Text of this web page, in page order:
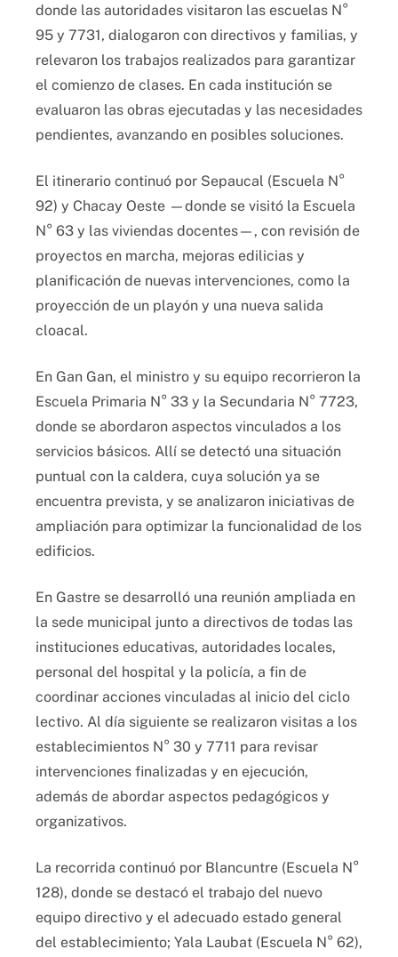
donde las autoridades visitaron las escuelas N°
95 y 7731, dialogaron con directivos y familias, y
relevaron los trabajos realizados para garantizar
el comienzo de clases. En cada institución se
evaluaron las obras ejecutadas y las necesidades
pendientes, avanzando en posibles soluciones.
El itinerario continuó por Sepaucal (Escuela N°
92) y Chacay Oeste —donde se visitó la Escuela
N° 63 y las viviendas docentes—, con revisión de
proyectos en marcha, mejoras edilicias y
planificación de nuevas intervenciones, como la
proyección de un playón y una nueva salida
cloacal.
En Gan Gan, el ministro y su equipo recorrieron la
Escuela Primaria N° 33 y la Secundaria N° 7723,
donde se abordaron aspectos vinculados a los
servicios básicos. Allí se detectó una situación
puntual con la caldera, cuya solución ya se
encuentra prevista, y se analizaron iniciativas de
ampliación para optimizar la funcionalidad de los
edificios.
En Gastre se desarrolló una reunión ampliada en
la sede municipal junto a directivos de todas las
instituciones educativas, autoridades locales,
personal del hospital y la policía, a fin de
coordinar acciones vinculadas al inicio del ciclo
lectivo. Al día siguiente se realizaron visitas a los
establecimientos N° 30 y 7711 para revisar
intervenciones finalizadas y en ejecución,
además de abordar aspectos pedagógicos y
organizativos.
La recorrida continuó por Blancuntre (Escuela N°
128), donde se destacó el trabajo del nuevo
equipo directivo y el adecuado estado general
del establecimiento; Yala Laubat (Escuela N° 62),